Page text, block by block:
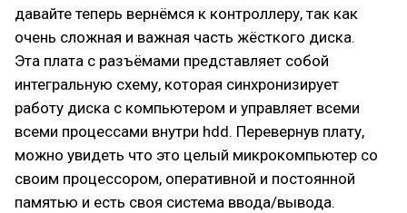
давайте теперь вернёмся к контроллеру, так как
очень сложная и важная часть жёсткого диска.
Эта плата с разъёмами представляет собой
интегральную схему, которая синхронизирует
работу диска с компьютером и управляет всеми
всеми процессами внутри hdd. Перевернув плату,
можно увидеть что это целый микрокомпьютер со
своим процессором, оперативной и постоянной
памятью и есть своя система ввода/вывода.